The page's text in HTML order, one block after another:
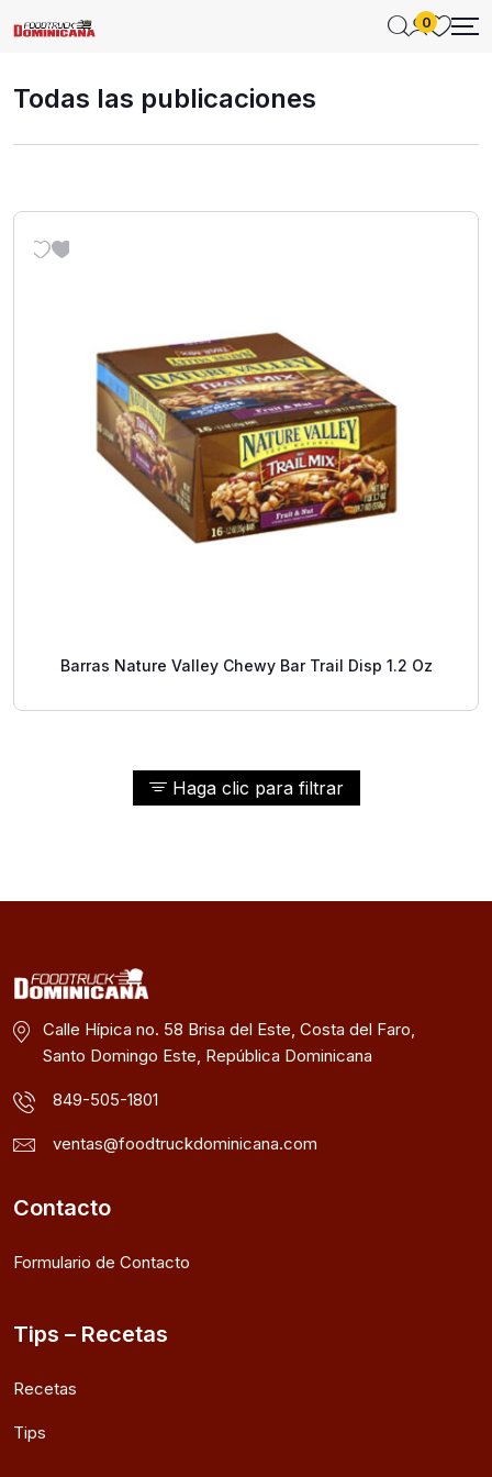
0
Todas las publicaciones
Haga clic para filtrar
Barras Nature Valley Chewy Bar Trail Disp 1.2 Oz
Calle Hípica no. 58 Brisa del Este, Costa del Faro,
Santo Domingo Este, República Dominicana
849-505-1801
ventas@foodtruckdominicana.com
Contacto
Formulario de Contacto
Tips – Recetas
Recetas
Tips